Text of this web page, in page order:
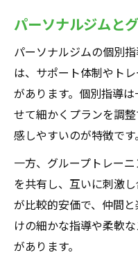
パーソナルジムと
パーソナルジムの個別
は、サポート体制やト
があります。個別指導
せて細かくプランを調
感しやすいのが特徴です。
一方、グループトレー
を共有し、互いに刺激
が比較的安価で、仲間
けの細かな指導や柔軟
があります。